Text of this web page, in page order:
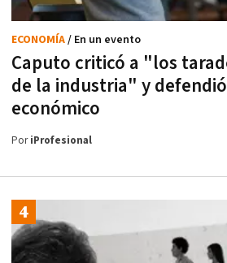
Caputo criticó a "los
de la industria" y
económico
ECONOMÍA/ En un evento
PoriProfesional